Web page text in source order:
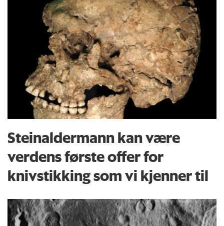
Steinaldermann kan være
verdens første offer for
knivstikking som vi kjenner til